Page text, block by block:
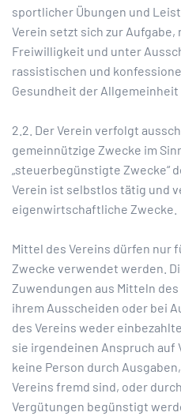
sportlicher Übungen und
Verein setzt sich zur Aufgabe,
Freiwilligkeit und unter
rassistischen und
Gesundheit der Allgemeinheit
2.2. Der Verein verfolgt
gemeinnützige Zwecke im
„steuerbegünstigte Zwecke“
Verein ist selbstlos tätig und
eigenwirtschaftliche Zwecke.
Mittel des Vereins dürfen nur
Zwecke verwendet werden.
Zuwendungen aus Mitteln
ihrem Ausscheiden oder bei
des Vereins weder
sie irgendeinen Anspruch auf
keine Person durch
Vereins fremd sind, oder
Vergütungen begünstigt